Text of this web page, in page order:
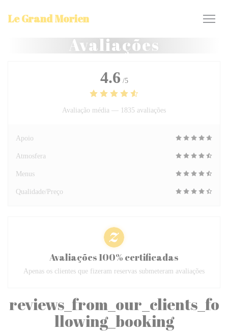
Le Grand Morien
Avaliações
reviews_from_our_clients_fo
llowing_booking
4.6 /5
Avaliação média — 1835 avaliações
Apoio
Atmosfera
Menus
Qualidade/Preço
Avaliações 100% certificadas
Apenas os clientes que fizeram reservas submeteram avaliações